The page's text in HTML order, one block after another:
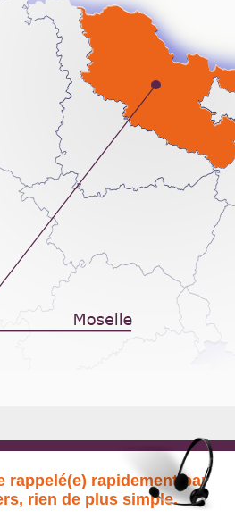
rappelé(e) rapidement par
rien de plus simple.